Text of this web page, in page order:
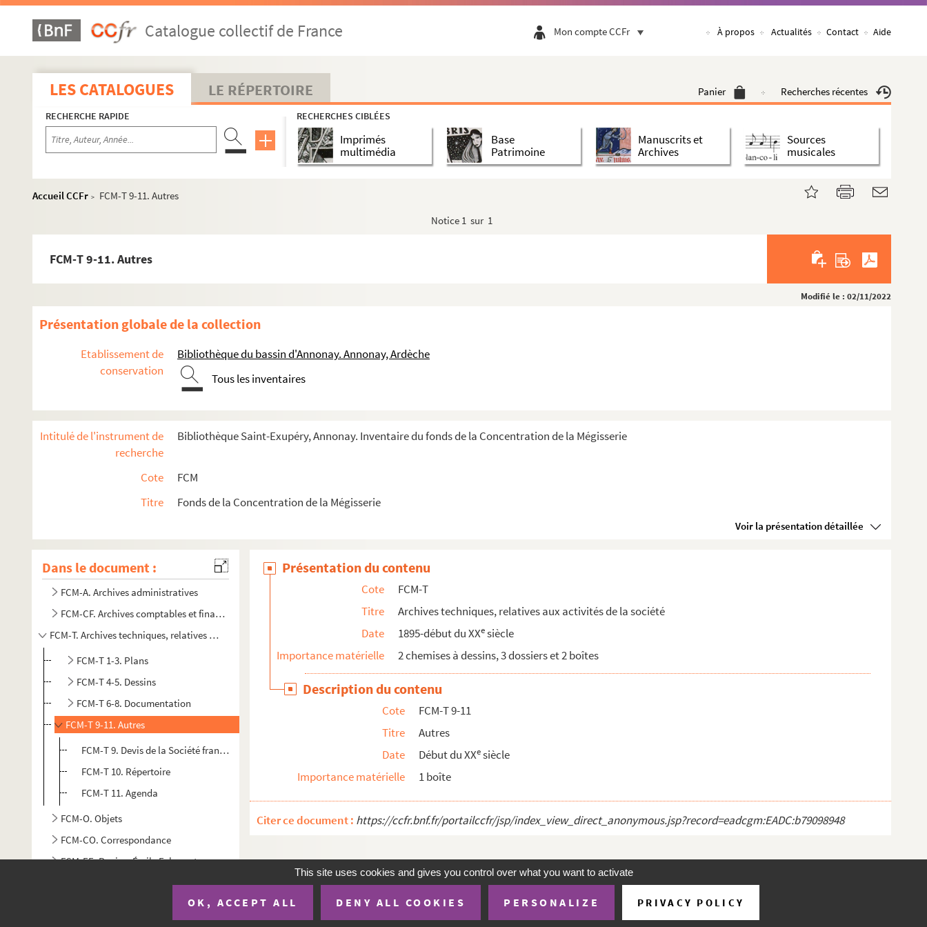
Catalogue collectif de France Mon compte CCFr À propos Actualités Contact Aide
LES CATALOGUES LE RÉPERTOIRE Panier Recherches récentes
RECHERCHE RAPIDE RECHERCHES CIBLÉES
Imprimés
multimédia
Base
Patrimoine
Manuscrits et
Archives
Sources
musicales
Accueil CCFr >
FCM-T 9-11. Autres
Notice 1 sur 1
FCM-T 9-11. Autres
Modifié le : 02/11/2022
Présentation globale de la collection
Etablissement de
conservation
Bibliothèque du bassin d'Annonay. Annonay, Ardèche
Tous les inventaires
Intitulé de l'instrument de
recherche
Bibliothèque Saint-Exupéry, Annonay. Inventaire du fonds de la Concentration de la Mégisserie
Cote
FCM
Titre
Fonds de la Concentration de la Mégisserie
Voir la présentation détaillée
Dans le document :
FCM-A. Archives administratives
FCM-CF. Archives comptables et financières
FCM-T. Archives techniques, relatives aux activités de la société
FCM-T 1-3. Plans
FCM-T 4-5. Dessins
FCM-T 6-8. Documentation
FCM-T 9-11. Autres
FCM-T 9. Devis de la Société française d'électricité A.E.G.
FCM-T 10. Répertoire
FCM-T 11. Agenda
FCM-O. Objets
FCM-CO. Correspondance
FCM-EE. Papiers Émile Exbrayat
Présentation du contenu
Cote
FCM-T
Titre
Archives techniques, relatives aux activités de la société
Date
1895-début du XXesiècle
Importance matérielle
2 chemises à dessins, 3 dossiers et 2 boîtes
Description du contenu
Cote
FCM-T 9-11
Titre
Autres
Date
Début du XXesiècle
Importance matérielle
1 boîte
Citer ce document : https://ccfr.bnf.fr/portailccfr/jsp/index_view_direct_anonymous.jsp?record=eadcgm:EADC:b79098948
Plan du site Mentions Légales Accessibilité (non conforme) Conditions d'utilisation À propos Contact
This site uses cookies and gives you control over what you want to activate
OK, ACCEPT ALL DENY ALL COOKIES PERSONALIZE PRIVACY POLICY